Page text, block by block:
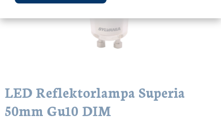
LED Reflektorlampa Superia
50mm Gu10 DIM